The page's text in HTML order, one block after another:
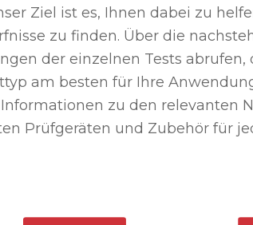
Ziel ist es, Ihnen dabei zu
zu finden. Über die
der einzelnen Tests abrufen,
am besten für Ihre
zu den relevanten
Prüfgeräten und Zubehör für